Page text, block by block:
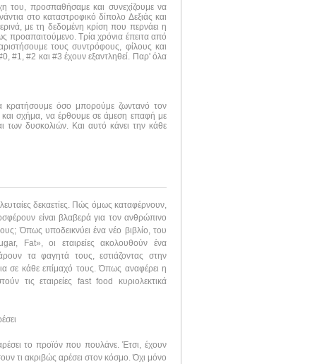
του, προσπαθήσαμε και συνεχίζουμε να
στο καταστροφικό δίπολο Δεξιάς και
με τη δεδομένη κρίση που περνάει η
προαπαιτούμενο. Τρία χρόνια έπειτα από
τους συντρόφους, φίλους και
#1, #2 και #3 έχουν εξαντληθεί. Παρ' όλα
κρατήσουμε όσο μπορούμε ζωντανό τον
και σχήμα, να έρθουμε σε άμεση επαφή με
των δυσκολιών. Και αυτό κάνει την κάθε
δεκαετίες. Πώς όμως καταφέρνουν,
είναι βλαβερά για τον ανθρώπινο
Όπως υποδεικνύει ένα νέο βιβλίο, του
Fat», οι εταιρείες ακολουθούν ένα
τα φαγητά τους, εστιάζοντας στην
σε κάθε επίμαχό τους. Όπως αναφέρει η
τις εταιρείες fast food κυριολεκτικά
το προϊόν που πουλάνε. Έτσι, έχουν
τι ακριβώς αρέσει στον κόσμο. Όχι μόνο